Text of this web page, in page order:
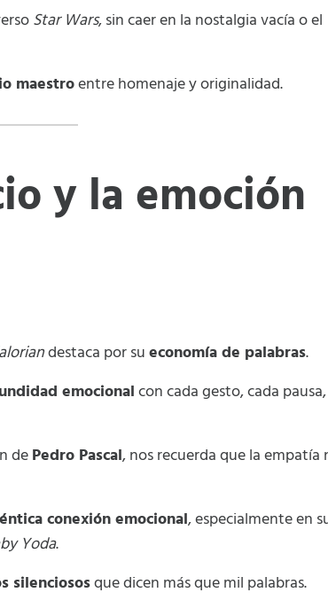
Star Wars, sin caer en la nostalgia vacía o el
maestroentre homenaje y originalidad.
y la emoción
destaca por sueconomía de palabras.
emocionalcon cada gesto, cada pausa,
dePedro Pascal, nos recuerda que la empatía
conexión emocional, especialmente en
Yoda.
silenciososque dicen más que mil palabras.